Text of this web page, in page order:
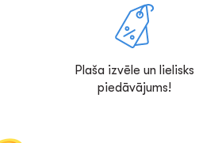
Plaša izvēle un lielisks
piedāvājums!